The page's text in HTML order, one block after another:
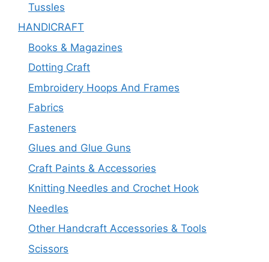
Tussles
HANDICRAFT
Books & Magazines
Dotting Craft
Embroidery Hoops And Frames
Fabrics
Fasteners
Glues and Glue Guns
Craft Paints & Accessories
Knitting Needles and Crochet Hook
Needles
Other Handcraft Accessories & Tools
Scissors